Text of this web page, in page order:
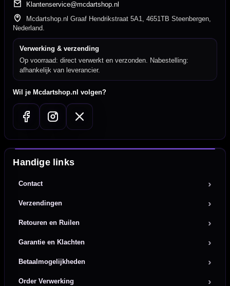
Klantenservice@mcdartshop.nl
Mcdartshop.nl Graaf Hendrikstraat 5A1, 4651TB Steenbergen,
Nederland.
Verwerking & verzending
Op voorraad: direct verwerkt en verzonden. Nabestelling:
afhankelijk van leverancier.
Wil je Mcdartshop.nl volgen?
Handige links
Contact
Verzendingen
Retouren en Ruilen
Garantie en Klachten
Betaalmogelijkheden
Order Verwerking